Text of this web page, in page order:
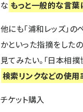
な もっと一般的な言葉
他にも「浦和レッズ」
かといった指摘をしたの
見てみたい。「日本相
検索リンクなどの使用
チケット購入